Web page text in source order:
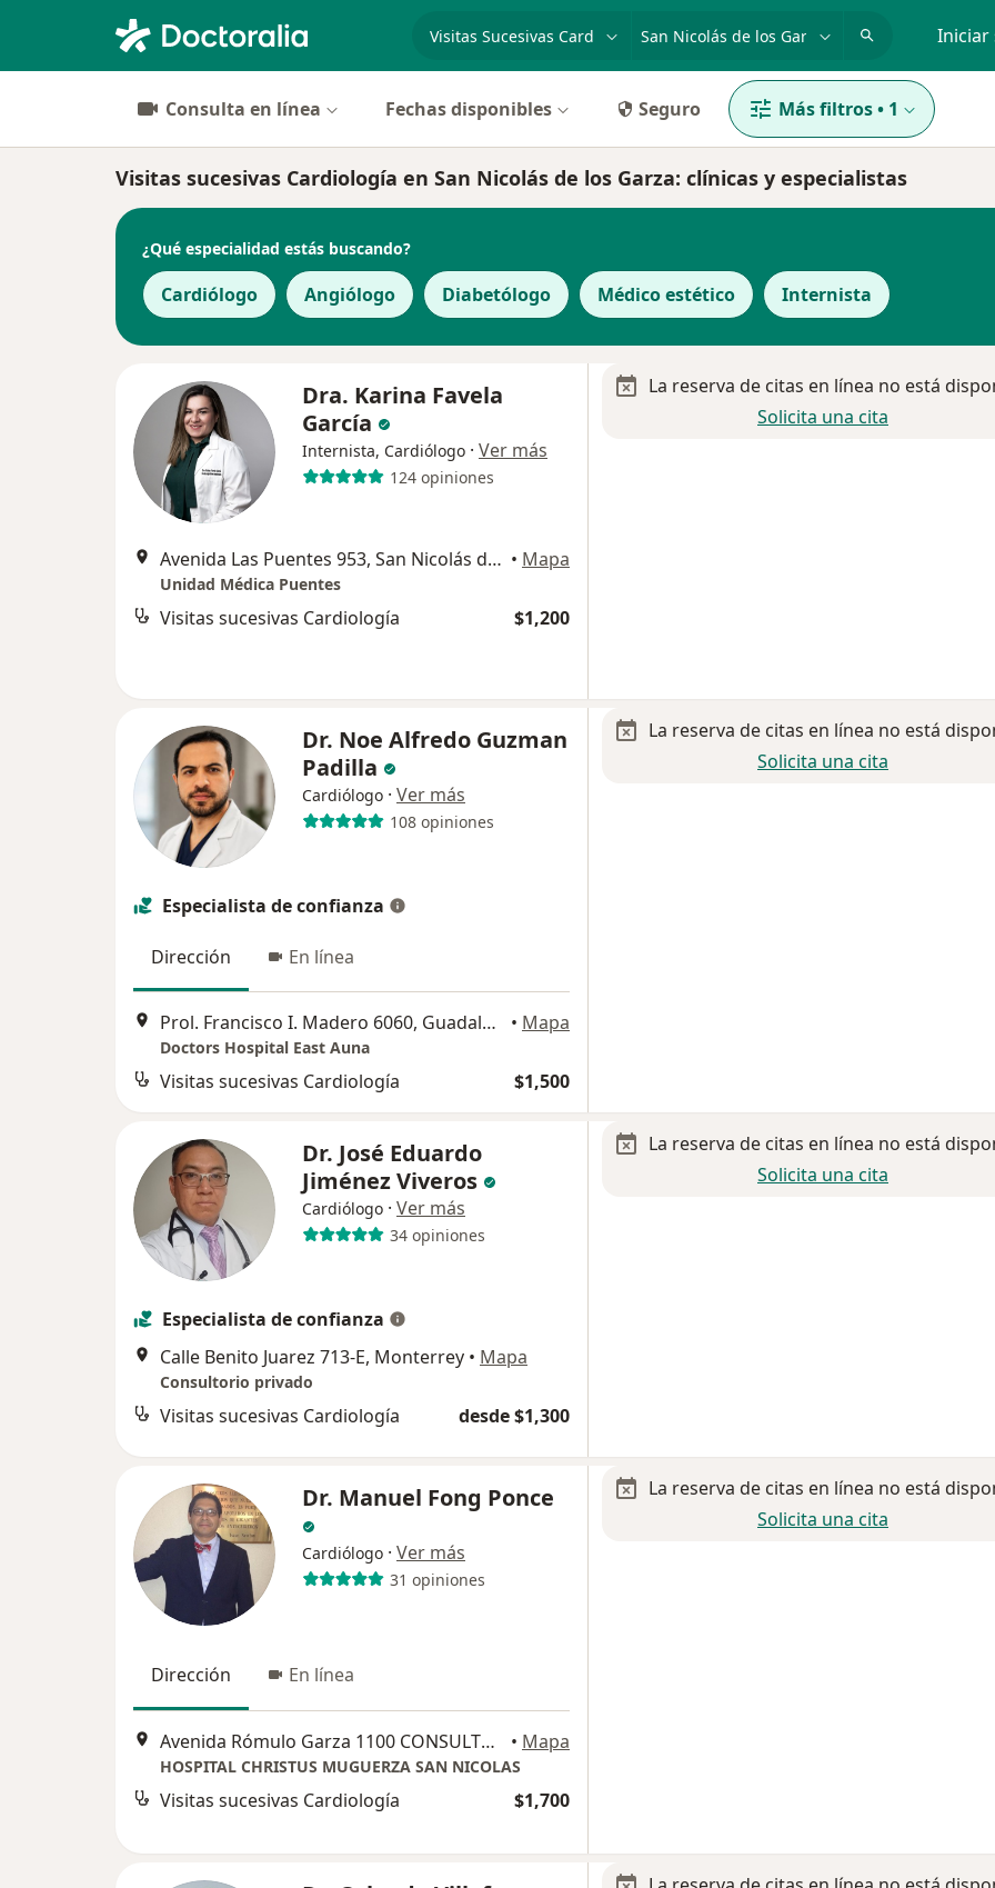
especialidad, enfermedad o nombre
p. ej. Guadalajara Iniciar
Consulta en línea Fechas disponibles Seguro Más filtros• 1
Visitas sucesivas Cardiología en San Nicolás de los Garza: clínicas y especialistas
¿Qué especialidad estás buscando?
Cardiólogo Angiólogo Diabetólogo Médico estético Internista
Dra. Karina Favela
García
Internista, Cardiólogo · Ver más
124 opiniones
Avenida Las Puentes 953, San Nicolás de los Garza • Mapa
Unidad Médica Puentes
Visitas sucesivas Cardiología $1,200
La reserva de citas en línea no está
Solicita una cita
Dr. Noe Alfredo Guzman
Padilla
Cardiólogo · Ver más
108 opiniones
Especialista de confianza
Dirección En línea
Prol. Francisco I. Madero 6060, Guadalupe • Mapa
Doctors Hospital East Auna
Visitas sucesivas Cardiología $1,500
La reserva de citas en línea no está
Solicita una cita
Dr. José Eduardo
Jiménez Viveros
Cardiólogo · Ver más
34 opiniones
Especialista de confianza
Calle Benito Juarez 713-E, Monterrey • Mapa
Consultorio privado
Visitas sucesivas Cardiología desde $1,300
La reserva de citas en línea no está
Solicita una cita
Dr. Manuel Fong Ponce
Cardiólogo · Ver más
31 opiniones
Dirección En línea
Avenida Rómulo Garza 1100 CONSULTORIO 7, San Nicolás de los Garza • Mapa
HOSPITAL CHRISTUS MUGUERZA SAN NICOLAS
Visitas sucesivas Cardiología $1,700
La reserva de citas en línea no está
Solicita una cita